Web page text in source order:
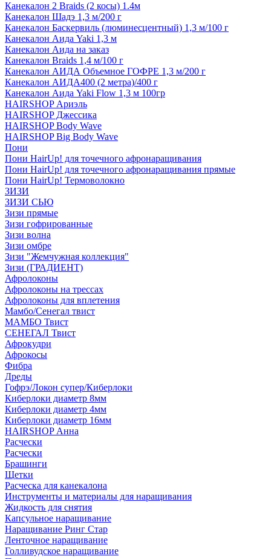
Канекалон 2 Braids (2 косы) 1.4м
Канекалон Шадэ 1,3 м/200 г
Канекалон Баскервиль (люминесцентный) 1,3 м/100 г
Канекалон Аида Yaki 1,3 м
Канекалон Аида на заказ
Канекалон Braids 1,4 м/100 г
Канекалон АИДА Объемное ГОФРЕ 1,3 м/200 г
Канекалон АИДА400 (2 метра)/400 г
Канекалон Аида Yaki Flow 1,3 м 100гр
HAIRSHOP Ариэль
HAIRSHOP Джессика
HAIRSHOP Body Wave
HAIRSHOP Big Body Wave
Пони
Пони HairUp! для точечного афронаращивания
Пони HairUp! для точечного афронаращивания прямые
Пони HairUp! Термоволокно
ЗИЗИ
ЗИЗИ СЬЮ
Зизи прямые
Зизи гофрированные
Зизи волна
Зизи омбре
Зизи "Жемчужная коллекция"
Зизи (ГРАДИЕНТ)
Афролоконы
Афролоконы на трессах
Афролоконы для вплетения
Мамбо/Сенегал твист
МАМБО Твист
СЕНЕГАЛ Твист
Афрокудри
Афрокосы
Фибра
Дреды
Гофрэ/Локон супер/Киберлоки
Киберлоки диаметр 8мм
Киберлоки диаметр 4мм
Киберлоки диаметр 16мм
HAIRSHOP Анна
Расчески
Расчески
Брашинги
Щетки
Расческа для канекалона
Инструменты и материалы для наращивания
Жидкость для снятия
Капсульное наращивание
Наращивание Ринг Стар
Ленточное наращивание
Голливудское наращивание